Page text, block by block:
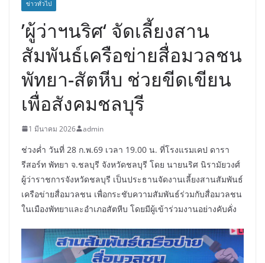
ข่าวทั่วไป
’ผู้ว่าฯนริศ‘ จัดเลี้ยงสาน
สัมพันธ์เครือข่ายสื่อมวลชน
พัทยา-สัตหีบ ช่วยขีดเขียน
เพื่อสังคมชลบุรี
1 มีนาคม 2026 admin
ช่วงค่ำ วันที่ 28 ก.พ.69 เวลา 19.00 น. ที่โรงแรมเคป ดารา
รีสอร์ท พัทยา จ.ชลบุรี จังหวัดชลบุรี โดย นายนริศ นิรามัยวงศ์
ผู้ว่าราชการจังหวัดชลบุรี เป็นประธานจัดงานเลี้ยงสานสัมพันธ์
เครือข่ายสื่อมวลชน เพื่อกระชับความสัมพันธ์ร่วมกับสื่อมวลชน
ในเมืองพัทยาและอำเภอสัตหีบ โดยมีผู้เข้าร่วมงานอย่างคับคั่ง